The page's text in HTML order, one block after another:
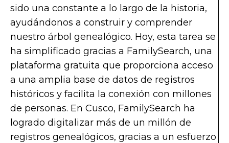
sido una constante a lo largo de la historia,
ayudándonos a construir y comprender
nuestro árbol genealógico. Hoy, esta tarea se
ha simplificado gracias a FamilySearch, una
plataforma gratuita que proporciona acceso
a una amplia base de datos de registros
históricos y facilita la conexión con millones
de personas. En Cusco, FamilySearch ha
logrado digitalizar más de un millón de
registros genealógicos, gracias a un esfuerzo